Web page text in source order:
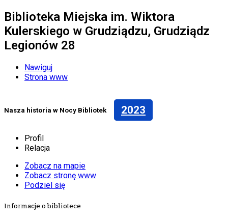
Biblioteka Miejska im. Wiktora
Kulerskiego w Grudziądzu, Grudziądz
Legionów 28
Nawiguj
Strona www
Nasza historia w Nocy Bibliotek 2023
Profil
Relacja
Zobacz na mapie
Zobacz stronę www
Podziel się
Informacje o bibliotece